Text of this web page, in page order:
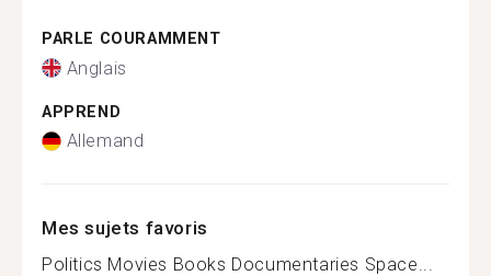
PARLE COURAMMENT
Anglais
APPREND
Allemand
Mes sujets favoris
Politics Movies Books Documentaries Space...